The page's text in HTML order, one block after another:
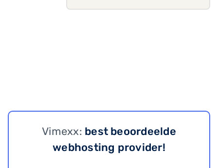
Vimexx: best beoordeelde
webhosting provider!